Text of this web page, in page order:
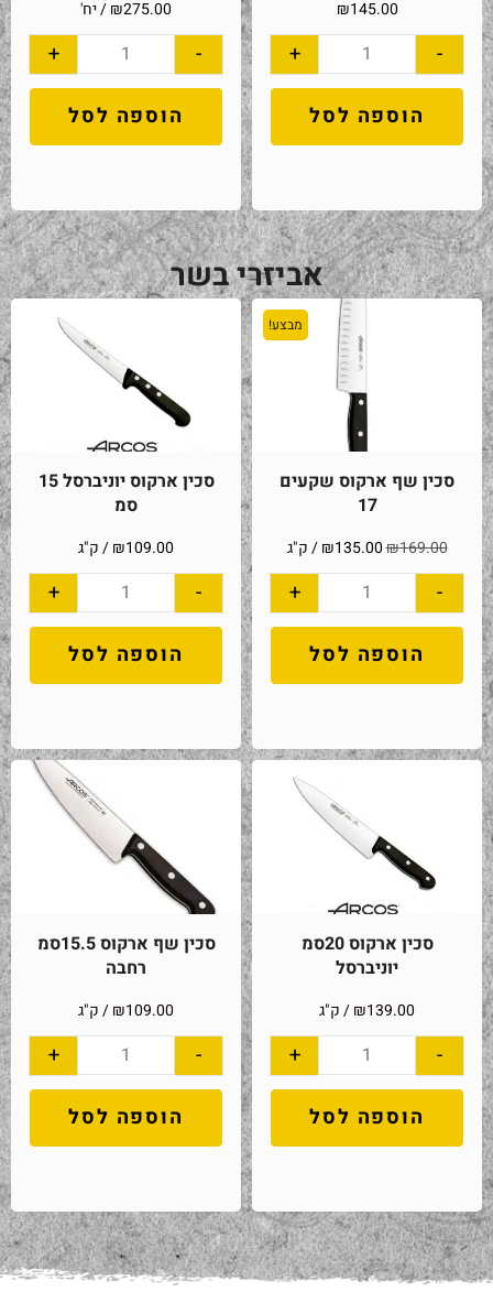
₪145.00
-
+
הוספה לסל
₪275.00 / יח'
-
+
הוספה לסל
אביזרי בשר
מבצע!
סכין שף ארקוס שקעים
17
₪169.00
₪135.00 / ק"ג
-
+
הוספה לסל
סכין ארקוס יוניברסל 15
סמ
₪109.00 / ק"ג
-
+
הוספה לסל
סכין ארקוס 20סמ
יוניברסל
₪139.00 / ק"ג
-
+
הוספה לסל
סכין שף ארקוס 15.5סמ
רחבה
₪109.00 / ק"ג
-
+
הוספה לסל